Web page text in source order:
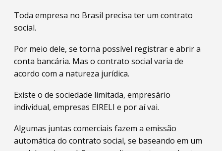
Toda empresa no Brasil precisa ter um contrato
social.
Por meio dele, se torna possível registrar e abrir a
conta bancária. Mas o contrato social varia de
acordo com a natureza jurídica.
Existe o de sociedade limitada, empresário
individual, empresas EIRELI e por aí vai.
Algumas juntas comerciais fazem a emissão
automática do contrato social, se baseando em um